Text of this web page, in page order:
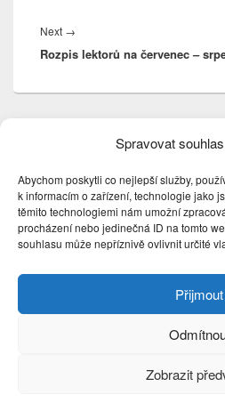
Spravovat
Abychom poskytli co nejlepší služby,
k informacím o zařízení, technologie jako
těmito technologiemi nám umožní
procházení nebo jedinečná ID na tomto
souhlasu může nepříznivě ovlivnit určité
Přijmout
Zobrazit
Next →
post:
Rozpis lektorů na červenec –
Area
Nejnovější příspěvky
Ohlášky – 18. neděle v mezidobí 2.
Rozpis lektorů na červenec – srpen
Ohlášky – svátek sv. Cyrila a